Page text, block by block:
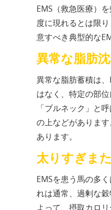
EMS（救急医療）
度に現れるとは限
意すべき典型的な
異常な脂肪
異常な脂肪蓄積は
はなく、特定の部
「ブルネック」と
の上などがありま
あります。
太りすぎま
EMSを患う馬の多
れは通常、過剰な
よって、摂取カロ